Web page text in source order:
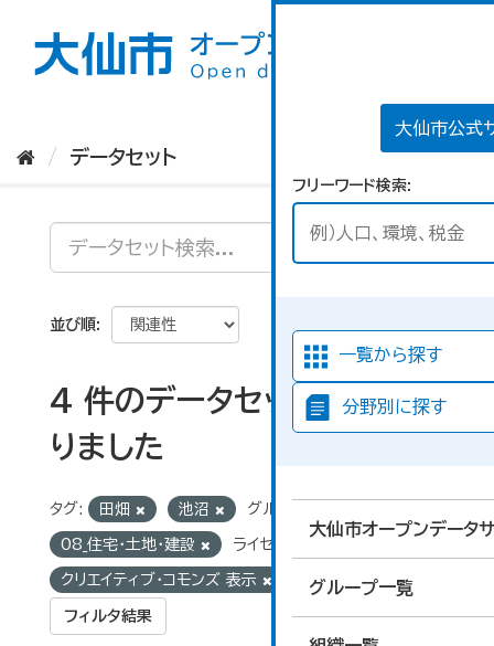
大仙市公式
フリーワード検索
一覧から探す
分野別に探す
大仙市オープンデータ
グループ一覧
データセット
並び順
4 件のデータセットが見つか
りました
タグ: 田畑 池沼 グループ:
08_住宅・土地・建設 ライセンス:
クリエイティブ・コモンズ 表示
フィルタ結果